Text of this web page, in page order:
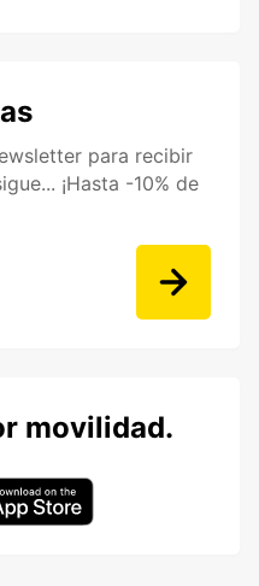
para recibir
¡Hasta -10% de
movilidad.